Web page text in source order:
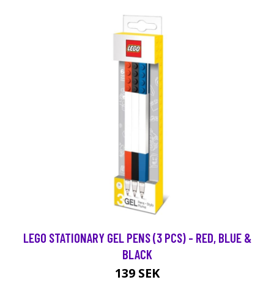
LEGO STATIONARY GEL PENS (3 PCS) - RED, BLUE &
BLACK
139 SEK